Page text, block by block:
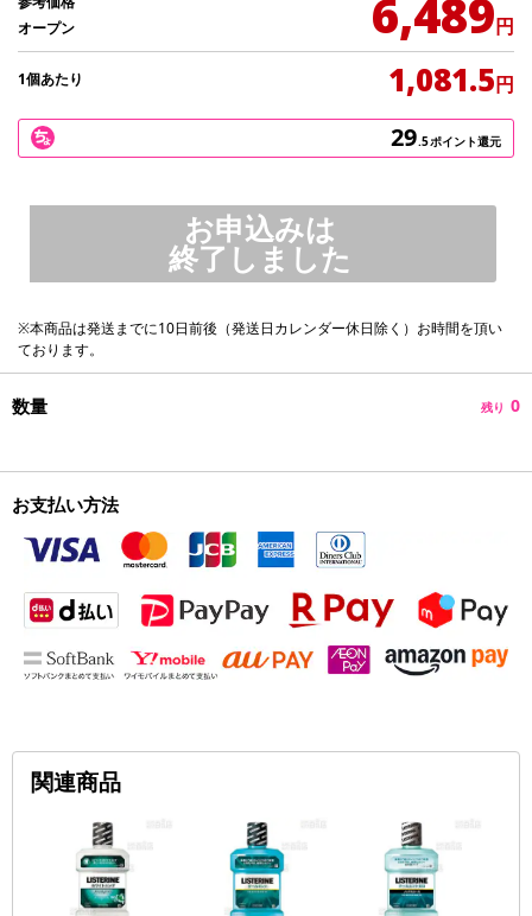
オープン
6,489円
1個あたり 1,081.5円
29.5ポイント還元
お申込みは
終了しました
※本商品は発送までに10日前後（発送日カレンダー休日除く）お時間を頂い
ております。
数量 残り 0
お支払い方法
関連商品